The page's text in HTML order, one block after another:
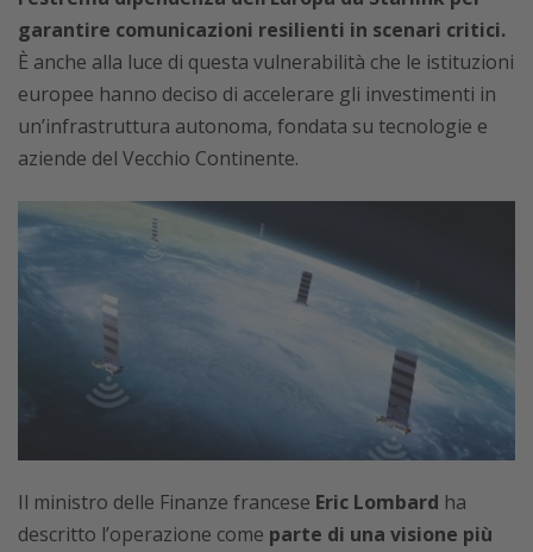
garantire comunicazioni resilienti in scenari critici.
È anche alla luce di questa vulnerabilità che le istituzioni
europee hanno deciso di accelerare gli investimenti in
un’infrastruttura autonoma, fondata su tecnologie e
aziende del Vecchio Continente.
Il ministro delle Finanze francese Eric Lombard ha
descritto l’operazione come parte di una visione più